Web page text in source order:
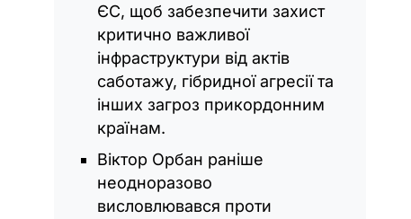
ЄС, щоб забезпечити захист
критично важливої
інфраструктури від актів
саботажу, гібридної агресії та
інших загроз прикордонним
країнам.
Віктор Орбан раніше
неодноразово
висловлювався проти